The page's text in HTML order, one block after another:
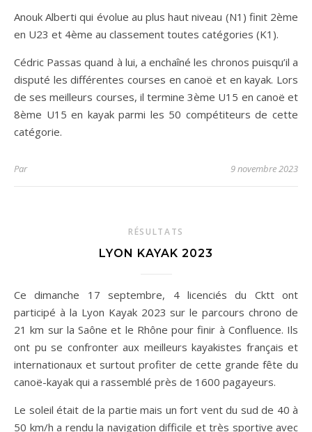
Anouk Alberti qui évolue au plus haut niveau (N1) finit 2ème
en U23 et 4ème au classement toutes catégories (K1).
Cédric Passas quand à lui, a enchaîné les chronos puisqu’il a
disputé les différentes courses en canoë et en kayak. Lors
de ses meilleurs courses, il termine 3ème U15 en canoë et
8ème U15 en kayak parmi les 50 compétiteurs de cette
catégorie.
Par 9 novembre 2023
RÉSULTATS
LYON KAYAK 2023
Ce dimanche 17 septembre, 4 licenciés du Cktt ont
participé à la Lyon Kayak 2023 sur le parcours chrono de
21 km sur la Saône et le Rhône pour finir à Confluence. Ils
ont pu se confronter aux meilleurs kayakistes français et
internationaux et surtout profiter de cette grande fête du
canoë-kayak qui a rassemblé près de 1600 pagayeurs.
Le soleil était de la partie mais un fort vent du sud de 40 à
50 km/h a rendu la navigation difficile et très sportive avec